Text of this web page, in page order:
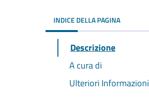
INDICE DELLA PAGINA
Descrizione
A cura di
Ulteriori Informazioni